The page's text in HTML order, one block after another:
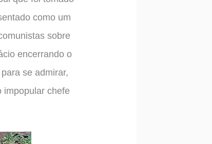
como um
sobre
encerrando o
se admirar,
impopular chefe